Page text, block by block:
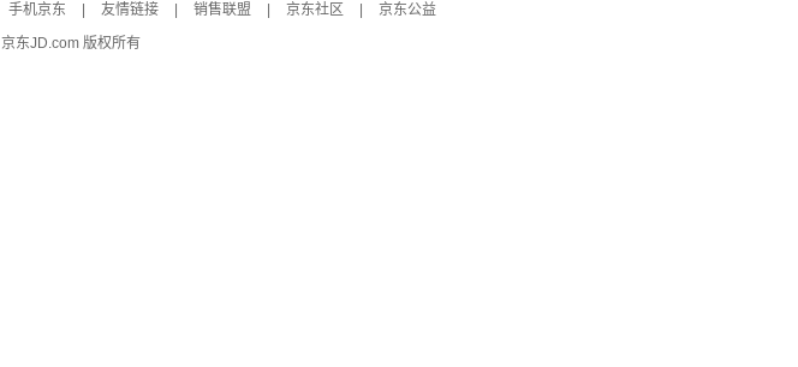
手机京东 友情链接 销售联盟 京东社区
京东公益
京东JD.com 版权所有